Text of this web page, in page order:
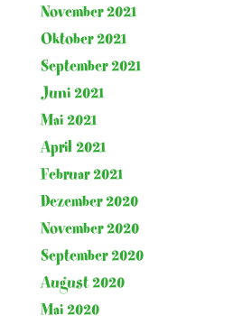
November 2021
Oktober 2021
September 2021
Juni 2021
Mai 2021
April 2021
Februar 2021
Dezember 2020
November 2020
September 2020
August 2020
Mai 2020